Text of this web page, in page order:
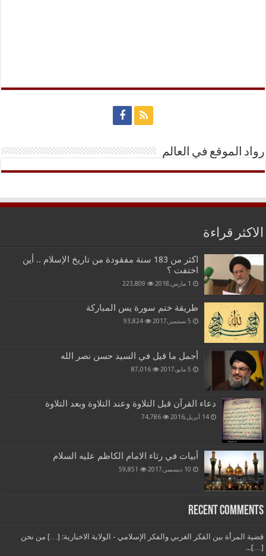
رواد الموقع في العالم
الاكثر قراءة
اكثر من 183 سنة مفقودة من تاريخ الإسلام .. أين
اختفت ؟
1 مارس,2018 223,809
طريقة ختم سورة يس المباركة
5 سبتمبر,2017 93,824
أجمل ما قيل في السيد حسن نصر الله
5 مايو,2017 87,016
دعاء القرآن قبل التلاوة وعند التلاوة وبعد التلاوة
14 أبريل,2016 74,786
أبيات في رثاء الامام الكاظم عليه السلام
10 ديسمبر,2017 59,851
Recent Comments
قضية المرأة بين الفكر الغربي والفكر الإسلامي - الولاية الاخبارية: […] من نحن
[…]...